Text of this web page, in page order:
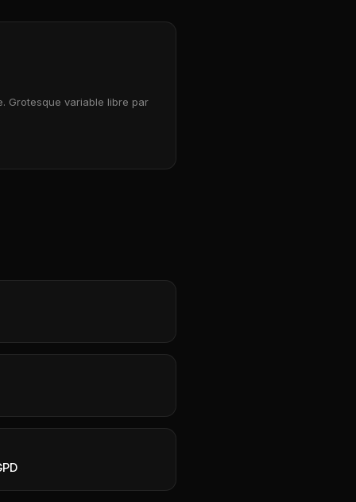
Grotesque variable libre par